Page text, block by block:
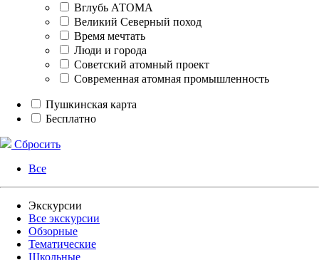
Вглубь АТОМА
Великий Северный поход
Время мечтать
Люди и города
Советский атомный проект
Современная атомная промышленность
Пушкинская карта
Бесплатно
Сбросить
Все
Экскурсии
Все экскурсии
Обзорные
Тематические
Школьные